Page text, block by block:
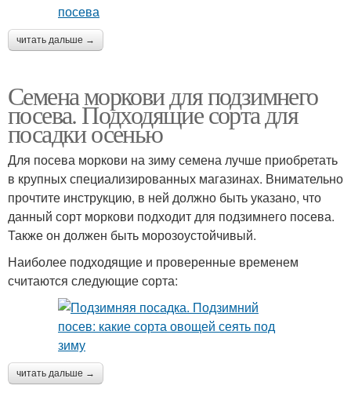
читать дальше →
Семена моркови для подзимнего
посева. Подходящие сорта для
посадки осенью
Для посева моркови на зиму семена лучше приобретать
в крупных специализированных магазинах. Внимательно
прочтите инструкцию, в ней должно быть указано, что
данный сорт моркови подходит для подзимнего посева.
Также он должен быть морозоустойчивый.
Наиболее подходящие и проверенные временем
считаются следующие сорта:
читать дальше →